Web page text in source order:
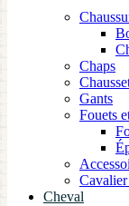
Chaps
Gants
Fouets
Cheval